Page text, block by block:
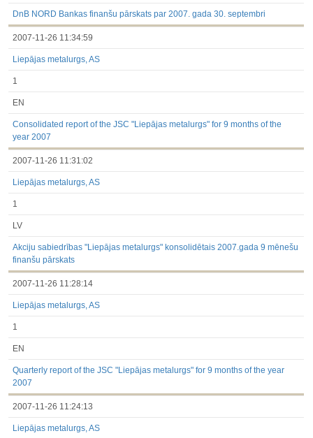
Till 2017.03.01
Financial Reports
Significant Events
Notifications on Holding
DnB NORD Bankas finanšu pārskats par 2007. gada 30. septembri
2007-11-26 11:34:59
Liepājas metalurgs, AS
1
EN
Consolidated report of the JSC "Liepājas metalurgs" for 9 months of the
year 2007
2007-11-26 11:31:02
Liepājas metalurgs, AS
1
LV
Akciju sabiedrības "Liepājas metalurgs" konsolidētais 2007.gada 9 mēnešu
finanšu pārskats
2007-11-26 11:28:14
Liepājas metalurgs, AS
1
EN
Quarterly report of the JSC "Liepājas metalurgs" for 9 months of the year
2007
2007-11-26 11:24:13
Liepājas metalurgs, AS